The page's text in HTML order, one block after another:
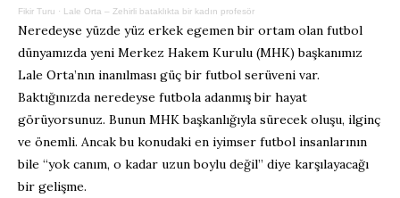
Fikir Turu · Lale Orta – Zehirli bataklıkta bir kadın profesör
Neredeyse yüzde yüz erkek egemen bir ortam olan futbol
dünyamızda yeni Merkez Hakem Kurulu (MHK) başkanımız
Lale Orta’nın inanılması güç bir futbol serüveni var.
Baktığınızda neredeyse futbola adanmış bir hayat
görüyorsunuz. Bunun MHK başkanlığıyla sürecek oluşu, ilginç
ve önemli. Ancak bu konudaki en iyimser futbol insanlarının
bile “yok canım, o kadar uzun boylu değil” diye karşılayacağı
bir gelişme.